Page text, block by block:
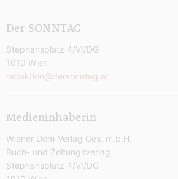
Der SONNTAG
Stephansplatz 4/VI/DG
1010 Wien
redaktion@dersonntag.at
Medieninhaberin
Wiener Dom-Verlag Ges. m.b.H.
Buch- und Zeitungsverlag
Stephansplatz 4/VI/DG